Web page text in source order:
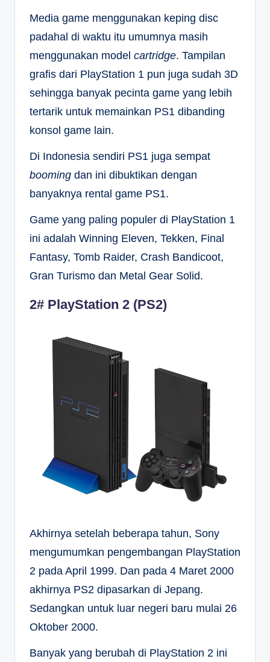
Media game menggunakan keping disc
padahal di waktu itu umumnya masih
menggunakan model cartridge. Tampilan
grafis dari PlayStation 1 pun juga sudah 3D
sehingga banyak pecinta game yang lebih
tertarik untuk memainkan PS1 dibanding
konsol game lain.
Di Indonesia sendiri PS1 juga sempat
booming dan ini dibuktikan dengan
banyaknya rental game PS1.
Game yang paling populer di PlayStation 1
ini adalah Winning Eleven, Tekken, Final
Fantasy, Tomb Raider, Crash Bandicoot,
Gran Turismo dan Metal Gear Solid.
2# PlayStation 2 (PS2)
Akhirnya setelah beberapa tahun, Sony
mengumumkan pengembangan PlayStation
2 pada April 1999. Dan pada 4 Maret 2000
akhirnya PS2 dipasarkan di Jepang.
Sedangkan untuk luar negeri baru mulai 26
Oktober 2000.
Banyak yang berubah di PlayStation 2 ini